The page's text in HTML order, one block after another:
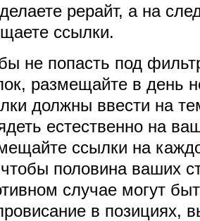
рерайт, а на
ссылки.
не попасть под
размещайте в день
должны ввести на
естественно на
ссылки на
половина ваших
случае могут
в позициях,